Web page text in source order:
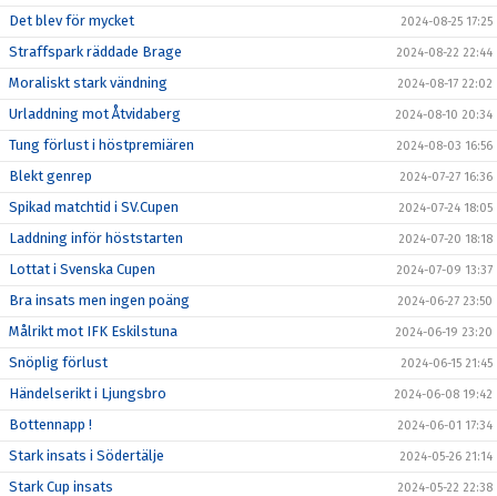
Det blev för mycket 2024-08-25 17:25
Straffspark räddade Brage 2024-08-22 22:44
Moraliskt stark vändning 2024-08-17 22:02
Urladdning mot Åtvidaberg 2024-08-10 20:34
Tung förlust i höstpremiären 2024-08-03 16:56
Blekt genrep 2024-07-27 16:36
Spikad matchtid i SV.Cupen 2024-07-24 18:05
Laddning inför höststarten 2024-07-20 18:18
Lottat i Svenska Cupen 2024-07-09 13:37
Bra insats men ingen poäng 2024-06-27 23:50
Målrikt mot IFK Eskilstuna 2024-06-19 23:20
Snöplig förlust 2024-06-15 21:45
Händelserikt i Ljungsbro 2024-06-08 19:42
Bottennapp ! 2024-06-01 17:34
Stark insats i Södertälje 2024-05-26 21:14
Stark Cup insats 2024-05-22 22:38